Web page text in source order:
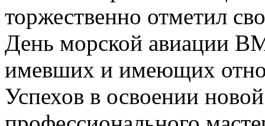
торжественно отметил
День морской авиации
имевших и имеющих
Успехов в освоении